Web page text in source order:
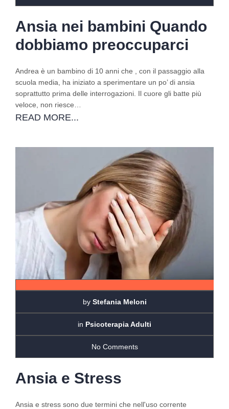
Ansia nei bambini Quando
dobbiamo preoccuparci
Andrea è un bambino di 10 anni che , con il passaggio alla
scuola media, ha iniziato a sperimentare un po’ di ansia
soprattutto prima delle interrogazioni. Il cuore gli batte più
veloce, non riesce…
READ MORE...
by Stefania Meloni
in Psicoterapia Adulti
No Comments
Ansia e Stress
Ansia e stress sono due termini che nell'uso corrente